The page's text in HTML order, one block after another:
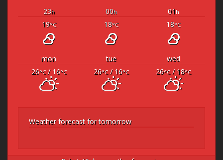
23h 00h 01 h
19°C 18°C 18°C
mon tue
wed
26°C/ 16°C 26°C/ 16°C 26°C/ 18°C
Weather forecast for tomorrow